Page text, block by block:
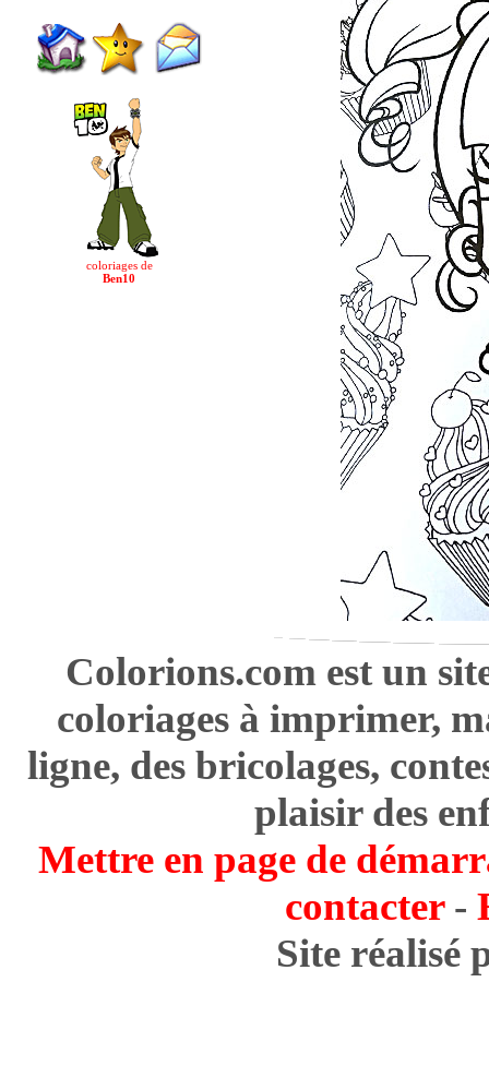
coloriages de
Ben10
Colorions.com est un
coloriages à imprimer,
ligne, des bricolages,
plaisir des
Mettre en page de
contacter-
Site réalisé